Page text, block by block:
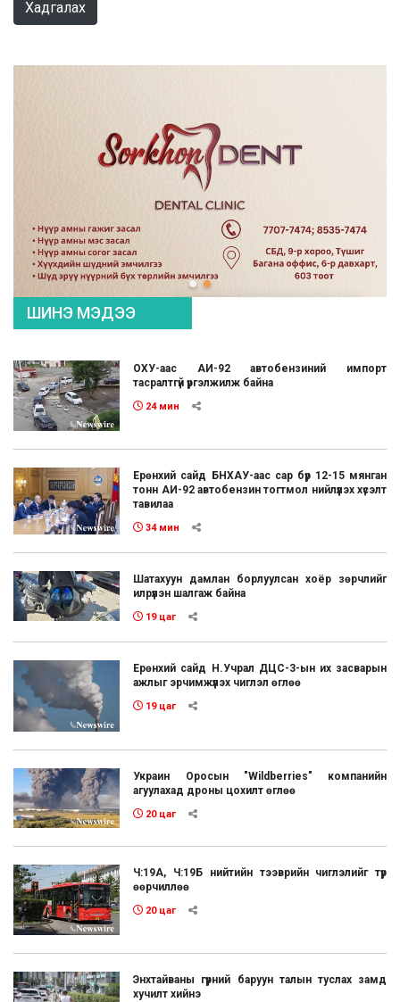
Хадгалах
ШИНЭ МЭДЭЭ
ОХУ-аас АИ-92 автобензиний импорт
тасралтгүй үргэлжилж байна
24 мин
Ерөнхий сайд БНХАУ-аас сар бүр 12-15 мянган
тонн АИ-92 автобензин тогтмол нийлүүлэх хүсэлт
тавилаа
34 мин
Шатахуун дамлан борлуулсан хоёр зөрчлийг
илрүүлэн шалгаж байна
19 цаг
Ерөнхий сайд Н.Учрал ДЦС-3-ын их засварын
ажлыг эрчимжүүлэх чиглэл өглөө
19 цаг
Украин Оросын "Wildberries" компанийн
агуулахад дроны цохилт өглөө
20 цаг
Ч:19А, Ч:19Б нийтийн тээврийн чиглэлийг түр
өөрчиллөө
20 цаг
Энхтайваны гүүрний баруун талын туслах замд
хучилт хийнэ